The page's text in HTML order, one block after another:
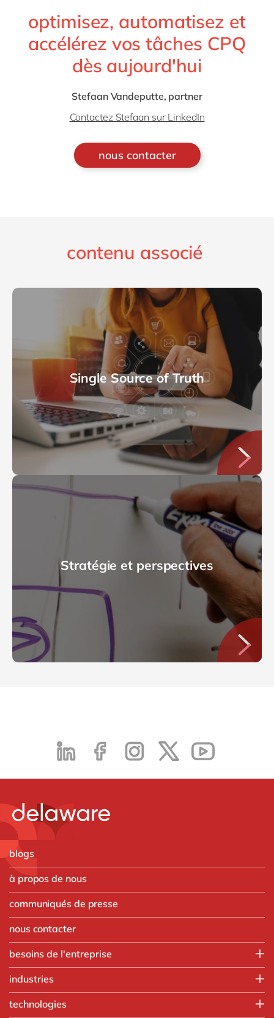
optimisez, automatisez et
accélérez vos tâches CPQ
dès aujourd'hui
Stefaan Vandeputte, partner
Contactez Stefaan sur LinkedIn
nous contacter
contenu associé
Single Source of Truth
Stratégie et perspectives
blogs
à propos de nous
communiqués de presse
nous contacter
besoins de l'entreprise
Employee experience
Operations
industries
Aerospace & defense
Automobile
technologies